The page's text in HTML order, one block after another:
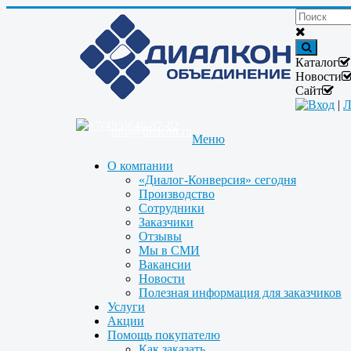
Каталог
Новости
Сайт
Вход |
Меню
О компании
«Диалог-Конверсия» сегодня
Производство
Сотрудники
Заказчики
Отзывы
Мы в СМИ
Вакансии
Новости
Полезная информация для заказчиков
Услуги
Акции
Помощь покупателю